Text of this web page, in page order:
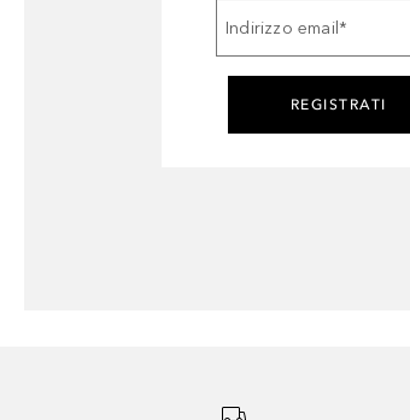
Indirizzo email *
REGISTRATI